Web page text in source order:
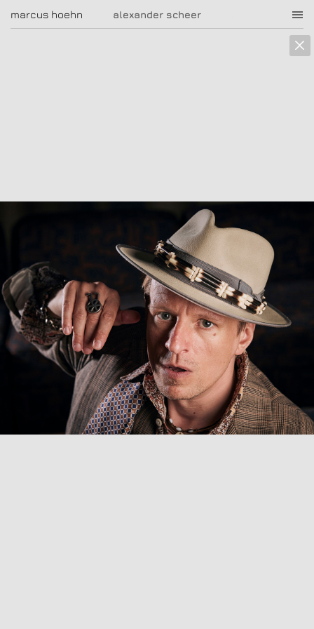
alexander scheer
marcus hoehn marcus hoehn